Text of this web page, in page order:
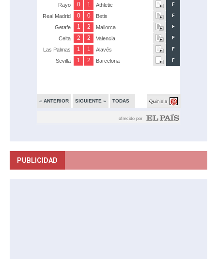
PUBLICIDAD